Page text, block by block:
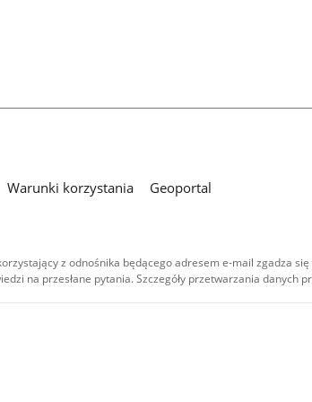
Warunki korzystania
Geoportal
z odnośnika będącego adresem e-mail zgadza
na przesłane pytania. Szczegóły przetwarzania danych
i wideo,
-